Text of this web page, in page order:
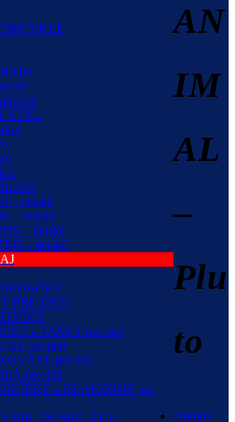
ŠTÝL
– detské
– detské
– detské
– detské
PRE DETI
a TAŠKY pre deti
pre deti
pre deti
pre deti
a KLAKSÓNY pre
PRE DOSPELÝCH
AN
IM
AL
–
Plu
to
Domov